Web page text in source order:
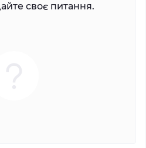
своє питання.